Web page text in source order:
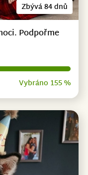
Zbývá 84 dnů
Podpořme
Vybráno 155 %